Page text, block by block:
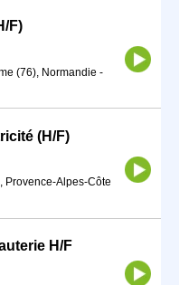
F)
(76), Normandie -
(H/F)
Provence-Alpes-Côte
H/F